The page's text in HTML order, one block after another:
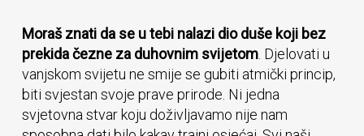
Moraš znati da se u tebi nalazi dio duše koji bez
prekida čezne za duhovnim svijetom. Djelovati u
vanjskom svijetu ne smije se gubiti atmički princip,
biti svjestan svoje prave prirode. Ni jedna
svjetovna stvar koju doživljavamo nije nam